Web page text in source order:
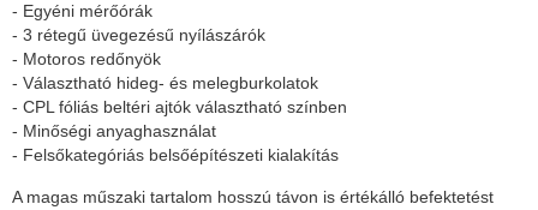
- Egyéni mérőórák
- 3 rétegű üvegezésű nyílászárók
- Motoros redőnyök
- Választható hideg- és melegburkolatok
- CPL fóliás beltéri ajtók választható színben
- Minőségi anyaghasználat
- Felsőkategóriás belsőépítészeti kialakítás
A magas műszaki tartalom hosszú távon is értékálló befektetést